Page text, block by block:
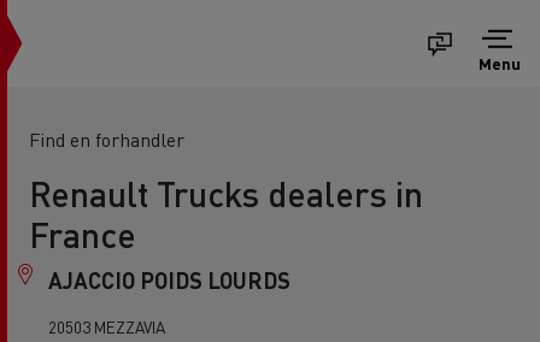
Menu
Find en forhandler
Renault Trucks dealers in
France
AJACCIO POIDS LOURDS
20503 MEZZAVIA